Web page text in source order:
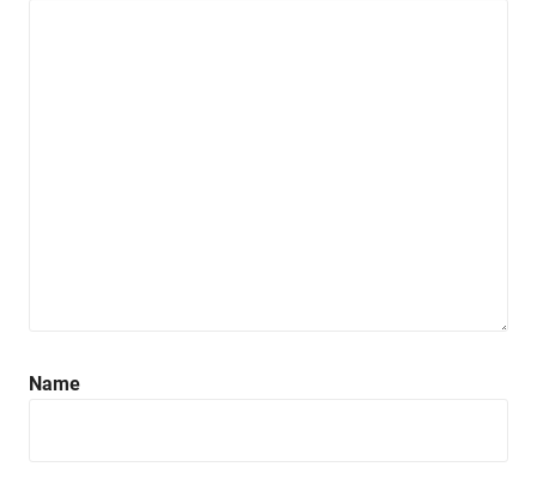
Name